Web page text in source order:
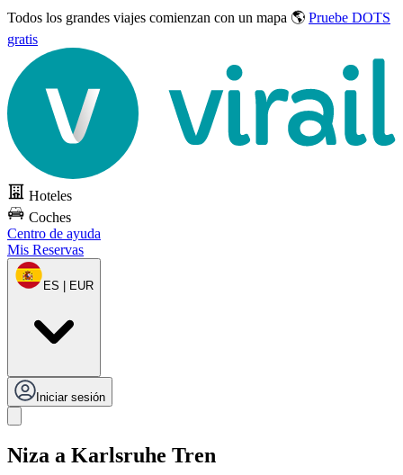
Todos los grandes viajes comienzan con un mapa 🌎 Pruebe DOTS
gratis
Hoteles
Coches
Centro de ayuda
Mis Reservas
ES | EUR
Iniciar sesión
Niza a Karlsruhe Tren